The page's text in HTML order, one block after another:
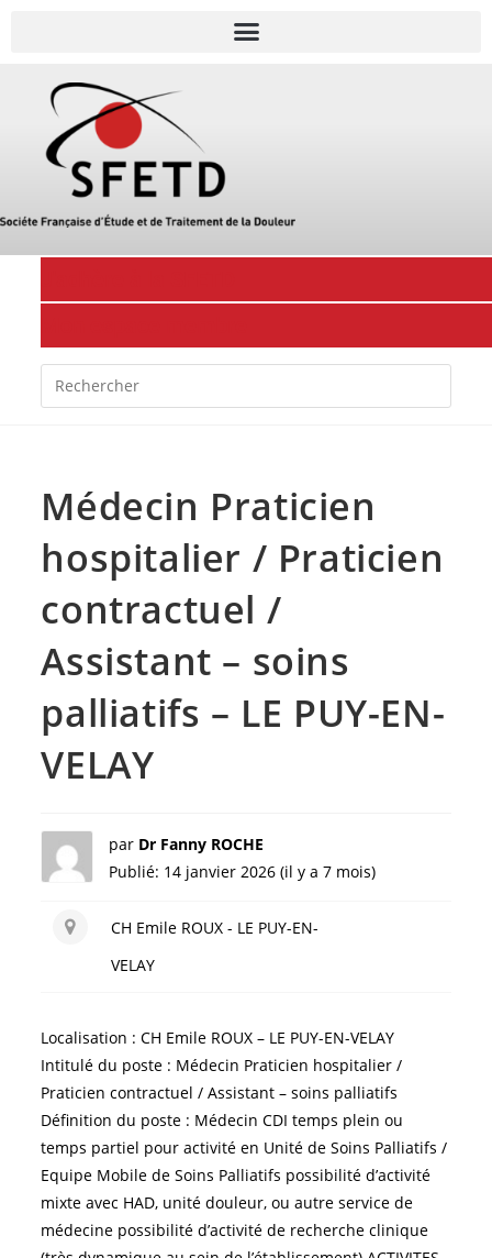
Médecin Praticien
hospitalier / Praticien
contractuel /
Assistant – soins
palliatifs – LE PUY-EN-
VELAY
par Dr Fanny ROCHE
Publié: 14 janvier 2026 (il y a 7 mois)
CH Emile ROUX - LE PUY-EN-
VELAY
Localisation : CH Emile ROUX – LE PUY-EN-VELAY
Intitulé du poste : Médecin Praticien hospitalier /
Praticien contractuel / Assistant – soins palliatifs
Définition du poste : Médecin CDI temps plein ou
temps partiel pour activité en Unité de Soins Palliatifs /
Equipe Mobile de Soins Palliatifs possibilité d’activité
mixte avec HAD, unité douleur, ou autre service de
médecine possibilité d’activité de recherche clinique